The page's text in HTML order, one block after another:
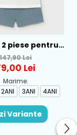
2 piese pentru
Mayoral, Alb-
- 1665-31
147,90 Lei
Lei
Marime:
2ANI 3ANI 4ANI
Variante